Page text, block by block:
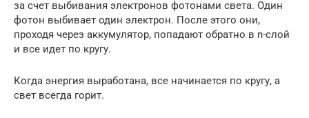
за счет выбивания электронов фотонами света. Один
фотон выбивает один электрон. После этого они,
проходя через аккумулятор, попадают обратно в n-слой
и все идет по кругу.
Когда энергия выработана, все начинается по кругу, а
свет всегда горит.